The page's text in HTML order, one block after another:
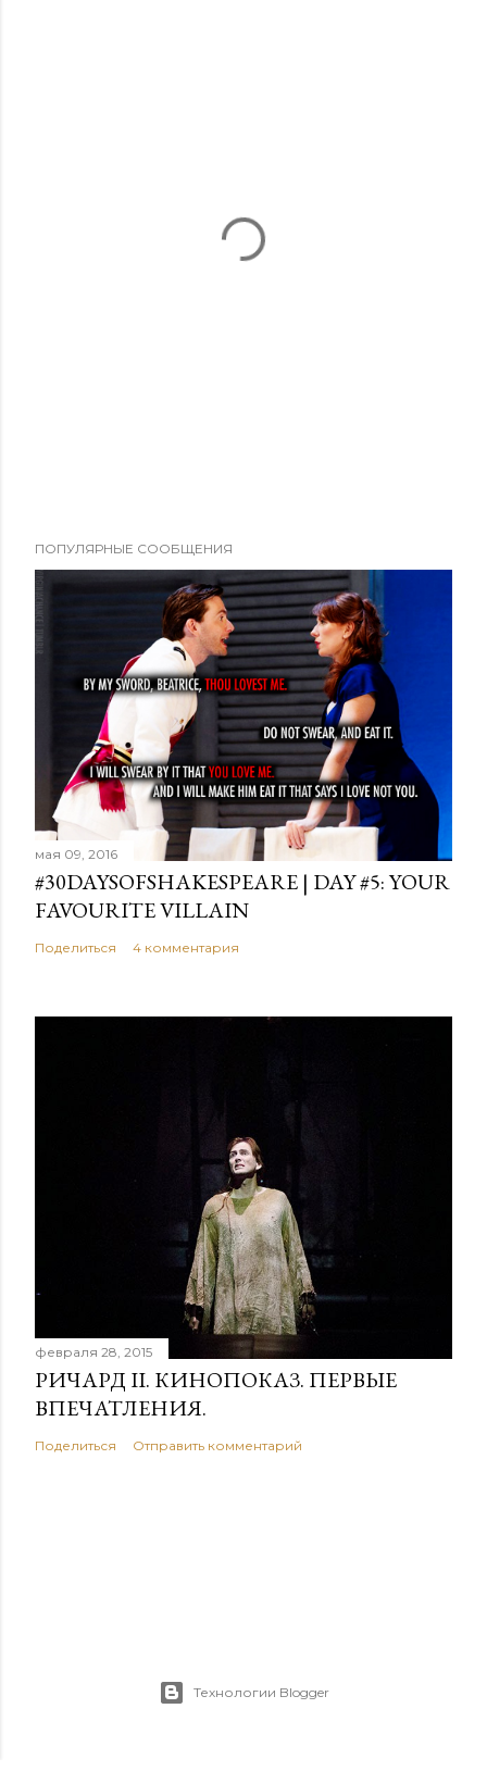
ПОПУЛЯРНЫЕ СООБЩЕНИЯ
мая 09, 2016
#30DAYSOFSHAKESPEARE | DAY #5: YOUR
FAVOURITE VILLAIN
Поделиться 4 комментария
февраля 28, 2015
РИЧАРД II. КИНОПОКАЗ. ПЕРВЫЕ
ВПЕЧАТЛЕНИЯ.
Поделиться Отправить комментарий
Технологии Blogger